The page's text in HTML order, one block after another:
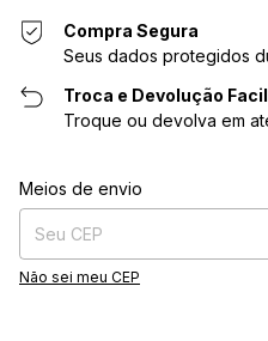
Compra Segura
Seus dados protegidos
Troca e Devolução
Troque ou devolva em
Entregas para o CEP:
Meios de envio
Não sei meu CEP